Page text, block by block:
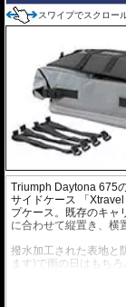
スワイプでスクロー
Triumph Daytona 675
サイドケース 「
プケース。既存のキャ
に合わせて縦置き、横
撥水加工された表地と
ます)で雨の日はもち
付属ショルダースト